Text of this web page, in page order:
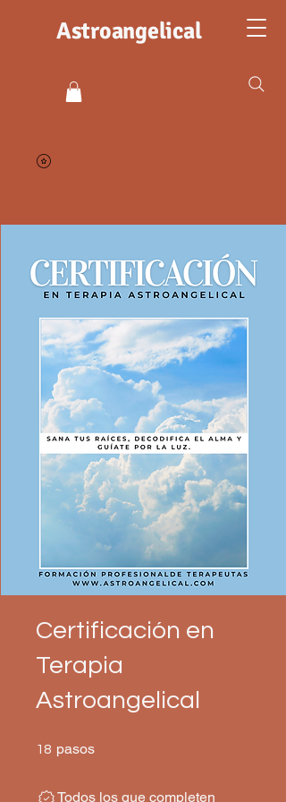
Astroangelical
Certificación en
Terapia
Astroangelical
18 pasos
Todos los que completen